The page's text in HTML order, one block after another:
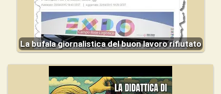
La bufala giornalistica del buon lavoro rifiutato